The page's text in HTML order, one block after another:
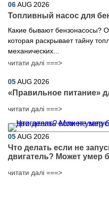
06AUG 2026
Топливный насос для
Какие бывают бензонасосы?
которая раскрывает тайну
механических...
читати далі ===>
05AUG 2026
​«Правильное питание»
читати далі ===>
05AUG 2026
Что делать если не
двигатель? Может умер
читати далі ===>